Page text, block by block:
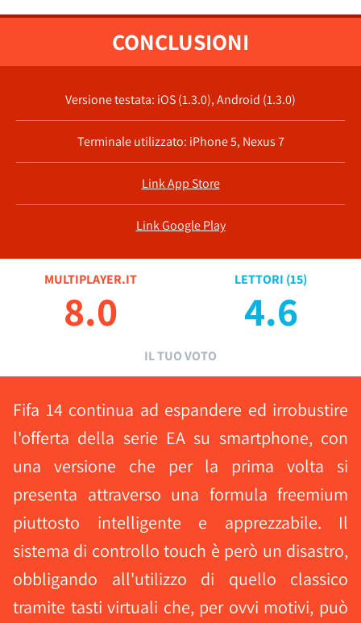
CONCLUSIONI
Versione testata: iOS (1.3.0), Android (1.3.0)
Terminale utilizzato: iPhone 5, Nexus 7
Link App Store
Link Google Play
MULTIPLAYER.IT
8.0
LETTORI (15)
4.6
IL TUO VOTO
Fifa 14 continua ad espandere ed irrobustire
l'offerta della serie EA su smartphone, con
una versione che per la prima volta si
presenta attraverso una formula freemium
piuttosto intelligente e apprezzabile. Il
sistema di controllo touch è però un disastro,
obbligando all'utilizzo di quello classico
tramite tasti virtuali che, per ovvi motivi, può